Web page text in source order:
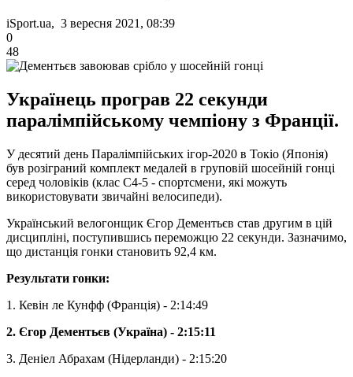
iSport.ua, 3 вересня 2021, 08:39
0
48
Українець програв 22 секунди
паралімпійському чемпіону з Франції.
У десятий день Паралімпійських ігор-2020 в Токіо (Японія)
був розіграний комплект медалей в груповій шосейній гонці
серед чоловіків (клас С4-5 - спортсмени, які можуть
використовувати звичайні велосипеди).
Український велогонщик Єгор Дементьєв став другим в цій
дисципліні, поступившись переможцю 22 секунди. Зазначимо,
що дистанція гонки становить 92,4 км.
Результати гонки:
1. Кевін ле Кунфф (Франція) - 2:14:49
2. Єгор Дементьєв (Україна) - 2:15:11
3. Деніел Абрахам (Нідерланди) - 2:15:20